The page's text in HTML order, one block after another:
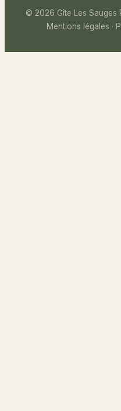
© 2026 Gîte Les Sauges
Mentions légales ·